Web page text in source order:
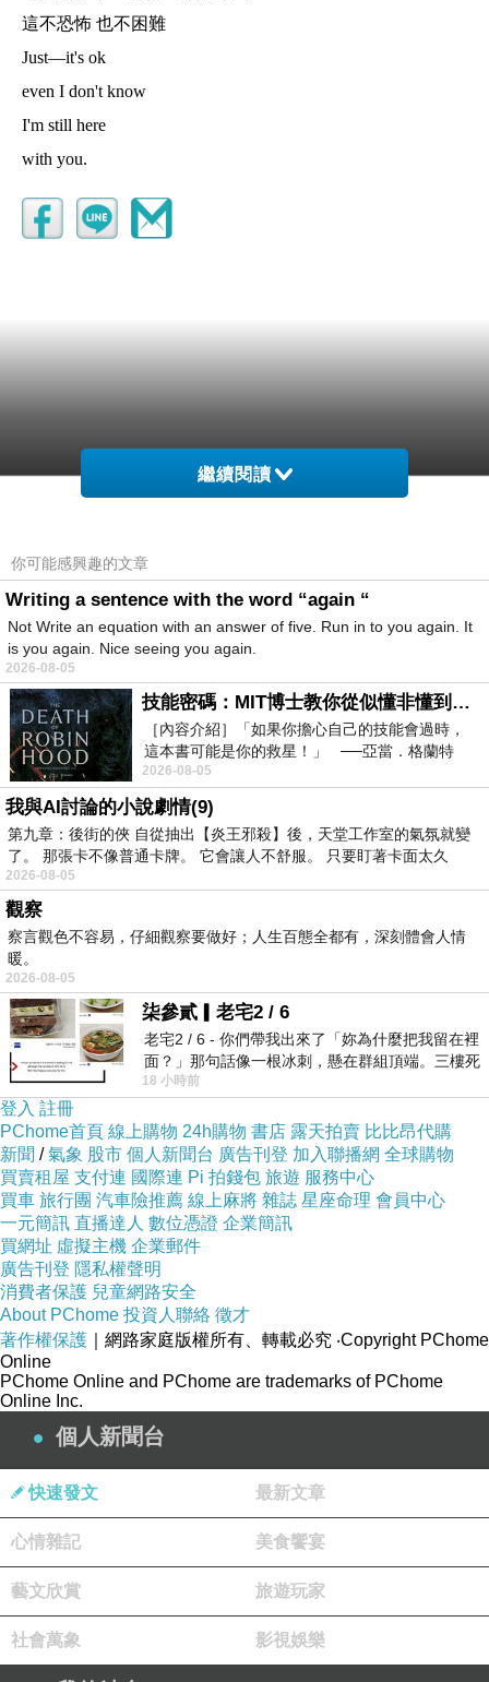
這不恐怖 也不困難
Just—it's ok
even I don't know
I'm still here
with you.
繼續閱讀
你可能感興趣的文章
Writing a sentence with the word “again “
Not Write an equation with an answer of five. Run in to you again. It
is you again. Nice seeing you again.
2026-08-05
技能密碼：MIT博士教你從似懂非懂到穩定輸出，把專業變事業的職能升級攻略 /麥特．比恩(容錯)
［內容介紹］「如果你擔心自己的技能會過時，
這本書可能是你的救星！」 ──亞當．格蘭特
（Adam Grant），《
2026-08-05
我與AI討論的小說劇情(9)
第九章：後街的俠 自從抽出【炎王邪殺】後，天堂工作室的氣氛就變
了。 那張卡不像普通卡牌。 它會讓人不舒服。 只要盯著卡面太久
2026-08-05
觀察
察言觀色不容易，仔細觀察要做好；人生百態全都有，深刻體會人情
暖。
2026-08-05
柒參貳▎老宅2 / 6
老宅2 / 6 - 你們帶我出來了「妳為什麼把我留在裡
面？」那句話像一根冰刺，懸在群組頂端。三樓死
死盯著照片裡的人。那個人確實站在
18 小時前
登入 註冊
PChome首頁 線上購物 24h購物 書店 露天拍賣 比比昂代購
新聞 /氣象 股市 個人新聞台 廣告刊登 加入聯播網 全球購物
買賣租屋 支付連 國際連 Pi 拍錢包 旅遊 服務中心
買車 旅行團 汽車險推薦 線上麻將 雜誌 星座命理 會員中心
一元簡訊 直播達人 數位憑證 企業簡訊
買網址 虛擬主機 企業郵件
廣告刊登 隱私權聲明
消費者保護 兒童網路安全
About PChome 投資人聯絡 徵才
著作權保護 ｜網路家庭版權所有、轉載必究 ‧Copyright PChome
Online
PChome Online and PChome are trademarks of PChome
Online Inc.
個人新聞台
快速發文 最新文章
心情雜記 美食饗宴
藝文欣賞 旅遊玩家
社會萬象 影視娛樂